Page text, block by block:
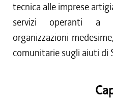
tecnica alle imprese
servizi operanti a
organizzazioni
comunitarie sugli aiuti di